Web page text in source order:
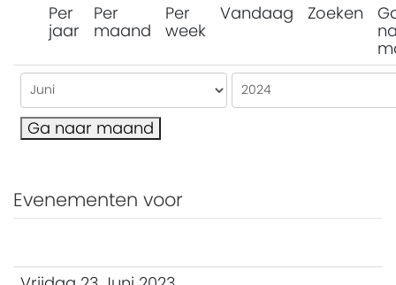
Per
jaar
Per
maand
Per
week
Vandaag Zoeken
Ga naar maand
Evenementen voor